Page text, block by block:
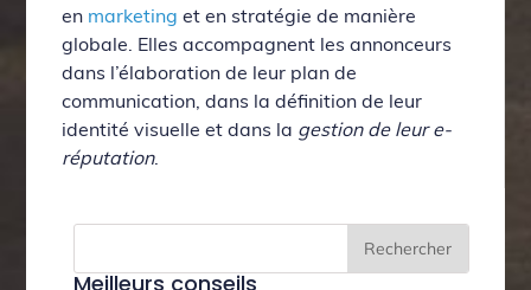
en marketinget en stratégie de manière
globale. Elles accompagnent les annonceurs
dans l’élaboration de leur plan de
communication, dans la définition de leur
identité visuelle et dans la gestion de leur e-
réputation.
Rechercher
Meilleurs conseils